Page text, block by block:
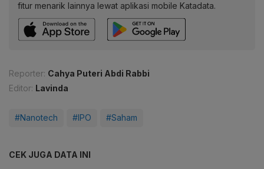
fitur menarik lainnya lewat aplikasi mobile Katadata.
Reporter: Cahya Puteri Abdi Rabbi
Editor: Lavinda
#Nanotech #IPO #Saham
CEK JUGA DATA INI